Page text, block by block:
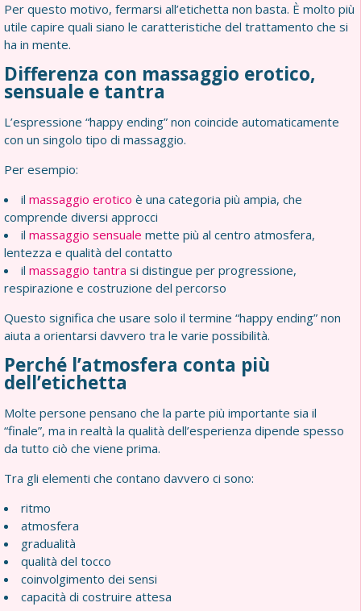
Per questo motivo, fermarsi all’etichetta non basta. È molto più
utile capire quali siano le caratteristiche del trattamento che si
ha in mente.
Differenza con massaggio erotico,
sensuale e tantra
L’espressione “happy ending” non coincide automaticamente
con un singolo tipo di massaggio.
Per esempio:
il massaggio erotico è una categoria più ampia, che
comprende diversi approcci
il massaggio sensuale mette più al centro atmosfera,
lentezza e qualità del contatto
il massaggio tantra si distingue per progressione,
respirazione e costruzione del percorso
Questo significa che usare solo il termine “happy ending” non
aiuta a orientarsi davvero tra le varie possibilità.
Perché l’atmosfera conta più
dell’etichetta
Molte persone pensano che la parte più importante sia il
“finale”, ma in realtà la qualità dell’esperienza dipende spesso
da tutto ciò che viene prima.
Tra gli elementi che contano davvero ci sono:
ritmo
atmosfera
gradualità
qualità del tocco
coinvolgimento dei sensi
capacità di costruire attesa